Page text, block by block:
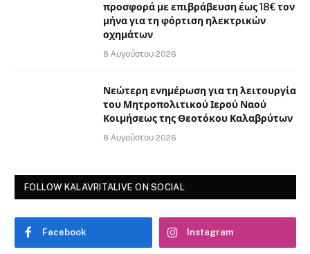
προσφορά με επιβράβευση έως 18€ τον
μήνα για τη φόρτιση ηλεκτρικών
οχημάτων
8 Αυγούστου 2026
Νεώτερη ενημέρωση για τη λειτουργία
του Μητροπολιτικού Ιερού Ναού
Κοιμήσεως της Θεοτόκου Καλαβρύτων
8 Αυγούστου 2026
FOLLOW KALAVRITALIVE ON SOCIAL
Facebook Instagram